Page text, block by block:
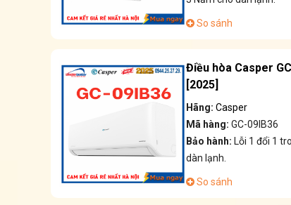
So sánh
Điều hòa Casper
[2025]
Hãng: Casper
Mã hàng: GC-09IB36
Bảo hành: Lỗi 1 đổi 1
dàn lạnh.
So sánh